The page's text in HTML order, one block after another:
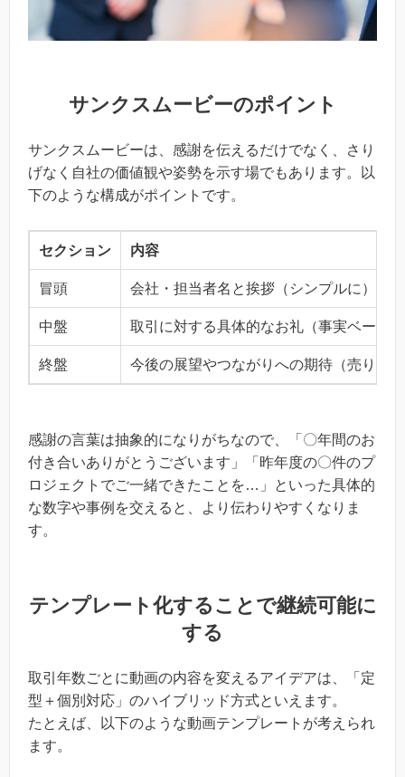
サンクスムービーのポイント
サンクスムービーは、感謝を伝えるだけでなく、さり
げなく自社の価値観や姿勢を示す場でもあります。以
下のような構成がポイントです。
セクション 内容
冒頭 会社・担当者名と挨拶（シンプルに）
中盤 取引に対する具体的なお礼（事実ベース
終盤 今後の展望やつながりへの期待（売り込
感謝の言葉は抽象的になりがちなので、「〇年間のお
付き合いありがとうございます」「昨年度の〇件のプ
ロジェクトでご一緒できたことを…」といった具体的
な数字や事例を交えると、より伝わりやすくなりま
す。
テンプレート化することで継続可能に
する
取引年数ごとに動画の内容を変えるアイデアは、「定
型＋個別対応」のハイブリッド方式といえます。
たとえば、以下のような動画テンプレートが考えられ
ます。